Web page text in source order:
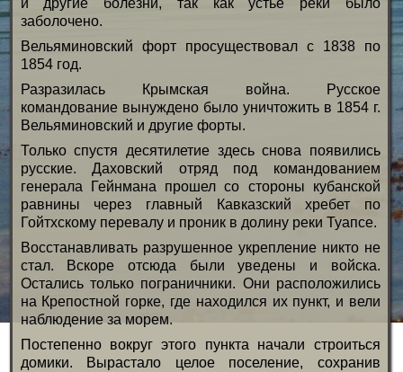
и другие болезни, так как устье реки было
заболочено.
Вельяминовский форт просуществовал с 1838 по
1854 год.
Разразилась Крымская война. Русское
командование вынуждено было уничтожить в 1854 г.
Вельяминовский и другие форты.
Только спустя десятилетие здесь снова появились
русские. Даховский отряд под командованием
генерала Гейнмана прошел со стороны кубанской
равнины через главный Кавказский хребет по
Гойтхскому перевалу и проник в долину реки Туапсе.
Восстанавливать разрушенное укрепление никто не
стал. Вскоре отсюда были уведены и войска.
Остались только пограничники. Они расположились
на Крепостной горке, где находил­ся их пункт, и вели
наблюдение за морем.
Постепенно вокруг этого пункта начали строиться
домики. Вырастало целое поселение, сохранив